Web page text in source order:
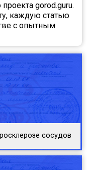
gorod.guru.
каждую статью
с опытным
сосудов